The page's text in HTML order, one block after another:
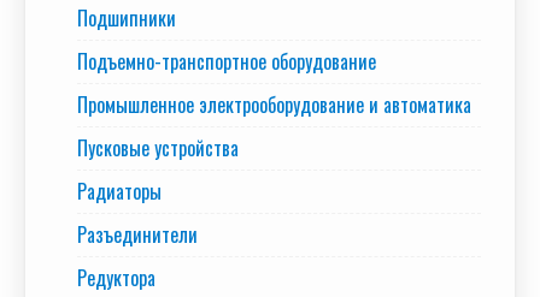
Подшипники
Подъемно-транспортное оборудование
Промышленное электрооборудование и автоматика
Пусковые устройства
Радиаторы
Разъединители
Редуктора